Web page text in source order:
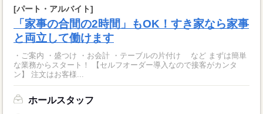
[パート・アルバイト]
「家事の合間の2時間」もOK！すき家なら家事
と両立して働けます
・ご案内 ・盛つけ ・お会計 ・テーブルの片付け など まずは簡単
な業務からスタート！ 【セルフオーダー導入なので接客がカンタ
ン】 注文はお客様...
ホールスタッフ